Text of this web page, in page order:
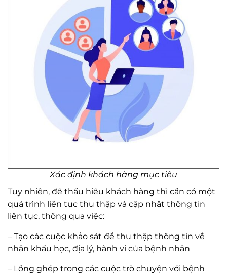
Xác định khách hàng mục tiêu
Tuy nhiên, để thấu hiểu khách hàng thì cần có một
quá trình liên tục thu thập và cập nhật thông tin
liên tục, thông qua việc:
– Tạo các cuộc khảo sát để thu thập thông tin về
nhân khẩu học, địa lý, hành vi của bệnh nhân
– Lồng ghép trong các cuộc trò chuyện với bệnh